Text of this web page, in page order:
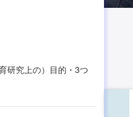
研究上の）目的・3つ